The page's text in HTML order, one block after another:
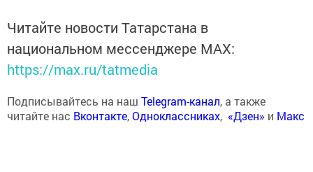
Читайте новости Татарстана в
национальном мессенджере MАХ:
https://max.ru/tatmedia
Подписывайтесь на наш Telegram-канал, а также
читайте нас Вконтакте,Одноклассниках, «Дзен» и Макс